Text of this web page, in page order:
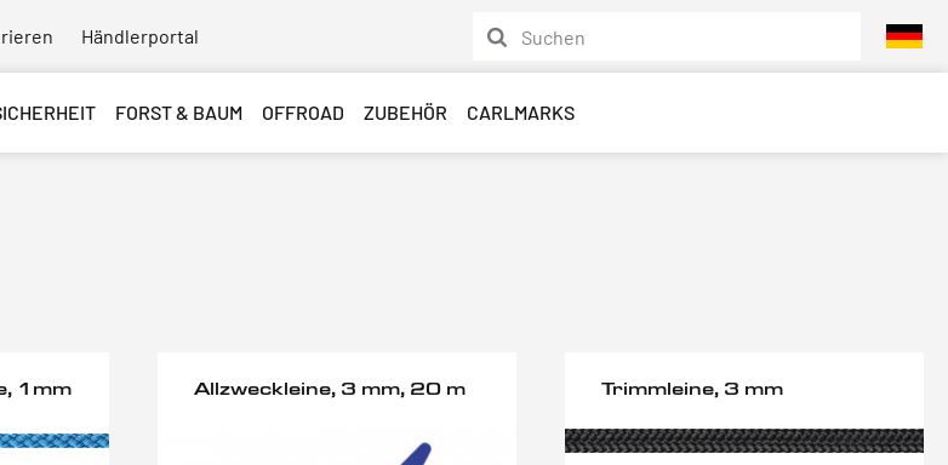
Händlerportal
FORST & BAUM OFFROAD ZUBEHÖR CARLMARKS
1mm Allzweckleine, 3 mm, 20 m Trimmleine, 3 mm